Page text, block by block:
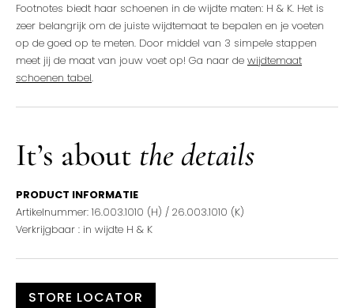
Footnotes biedt haar schoenen in de wijdte maten: H & K. Het is
zeer belangrijk om de juiste wijdtemaat te bepalen en je voeten
op de goed op te meten. Door middel van 3 simpele stappen
meet jij de maat van jouw voet op! Ga naar de wijdtemaat
schoenen tabel.
It’s about the details
PRODUCT INFORMATIE
Artikelnummer: 16.003.1010 (H) / 26.003.1010 (K)
Verkrijgbaar : in wijdte H & K
STORE LOCATOR